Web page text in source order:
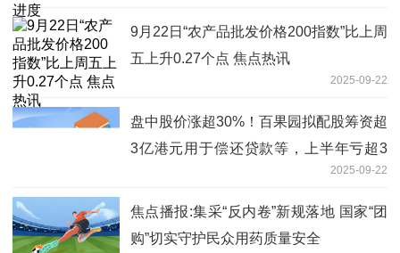
9月22日“农产品批发价格200指数”比上周
五上升0.27个点 焦点热讯
2025-09-22
盘中股价涨超30%！百果园拟配股筹资超
3亿港元用于偿还贷款等，上半年亏超3
2025-09-22
焦点播报:集采“反内卷”新规落地 国家“团
购”切实守护民众用药质量安全